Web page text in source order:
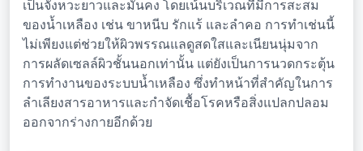
เป็นจังหวะยาวและมั่นคง โดยเน้นบริเวณที่มีการสะสม
ของน้ำเหลือง เช่น ขาหนีบ รักแร้ และลำคอ การทำเช่นนี้
ไม่เพียงแต่ช่วยให้ผิวพรรณแลดูสดใสและเนียนนุ่มจาก
การผลัดเซลล์ผิวชั้นนอกเท่านั้น แต่ยังเป็นการนวดกระตุ้น
การทำงานของระบบน้ำเหลือง ซึ่งทำหน้าที่สำคัญในการ
ลำเลียงสารอาหารและกำจัดเชื้อโรคหรือสิ่งแปลกปลอม
ออกจากร่างกายอีกด้วย